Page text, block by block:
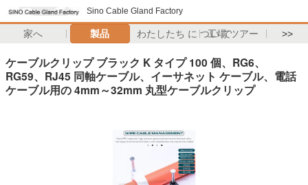
Sino Cable Gland Factory
家へ 製品 わたしたち に つい て工場 ツアー >>
ケーブルクリップ ブラック K タイプ 100 個、RG6、
RG59、RJ45 同軸ケーブル、イーサネット ケーブル、電話
ケーブル用の 4mm～32mm 丸型ケーブルクリップ